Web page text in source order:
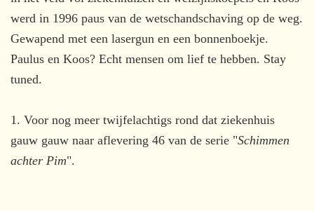
werd in 1996 paus van de wetschandschaving op de weg.
Gewapend met een lasergun en een bonnenboekje.
Paulus en Koos? Echt mensen om lief te hebben. Stay
tuned.
1. Voor nog meer twijfelachtigs rond dat ziekenhuis
gauw gauw naar aflevering 46 van de serie "Schimmen
achter Pim".